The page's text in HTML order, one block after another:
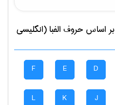
بر اساس حروف الفبا (انگلیسی
D
E
F
J
K
L